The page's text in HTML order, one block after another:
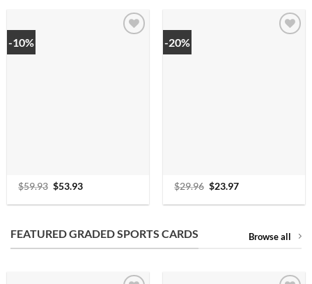
-10%
$59.93 Oorspronkelijke
was:
$53.93
is:
-20%
$29.96 Oorspronkelijke
was:
$23.97
is:
FEATURED GRADED SPORTS CARDS Browse all